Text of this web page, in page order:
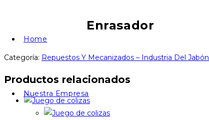
Home
Nuestra Empresa
Enrasador
Categoría: Repuestos Y Mecanizados – Industria Del Jabón
Productos relacionados